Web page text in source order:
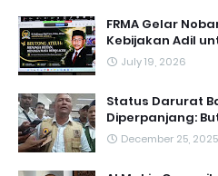
FRMA Gelar
Kebijakan Adil
July 19, 2026
Status Darurat
Diperpanjang:
December 25, 2025